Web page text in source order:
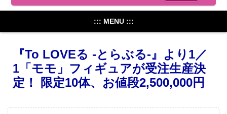
::: MENU :::
『To LOVEる -とらぶる-』より1／
1「モモ」フィギュアが受注生産決
定！ 限定10体、お値段2,500,000円